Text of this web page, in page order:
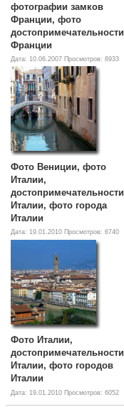
фотографии замков
Франции, фото
достопримечательности
Франции
Дата: 10.06.2007 Просмотров: 8933
Фото Вениции, фото
Италии,
достопримечательности
Италии, фото города
Италии
Дата: 19.01.2010 Просмотров: 6740
Фото Италии,
достопримечательности
Италии, фото городов
Италии
Дата: 19.01.2010 Просмотров: 6052